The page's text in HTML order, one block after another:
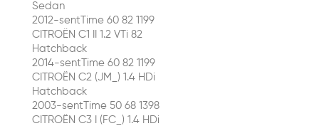
Sedan
2012-sentTime 60 82 1199
CITROËN C1 II 1.2 VTi 82
Hatchback
2014-sentTime 60 82 1199
CITROËN C2 (JM_) 1.4 HDi
Hatchback
2003-sentTime 50 68 1398
CITROËN C3 I (FC_) 1.4 HDi